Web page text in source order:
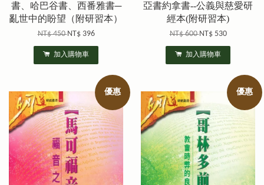
書、哈巴谷書、西番雅書─
亂世中的盼望（附研習本）
NT$ 450NT$ 396
加入購物車
亞書約拿書--公義與慈愛研
經本(附研習本)
NT$ 600NT$ 530
加入購物車
優惠 優惠